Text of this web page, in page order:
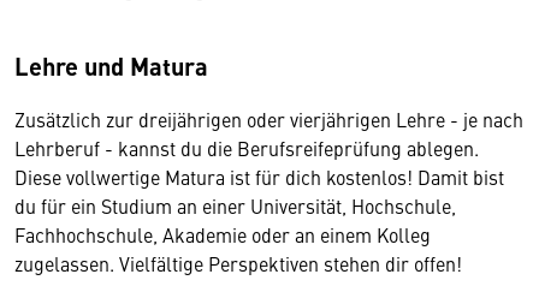
Lehre und Matura
Zusätzlich zur dreijährigen oder vierjährigen Lehre - je nach
Lehrberuf - kannst du die Berufsreifeprüfung ablegen.
Diese vollwertige Matura ist für dich kostenlos! Damit bist
du für ein Studium an einer Universität, Hochschule,
Fachhochschule, Akademie oder an einem Kolleg
zugelassen. Vielfältige Perspektiven stehen dir offen!